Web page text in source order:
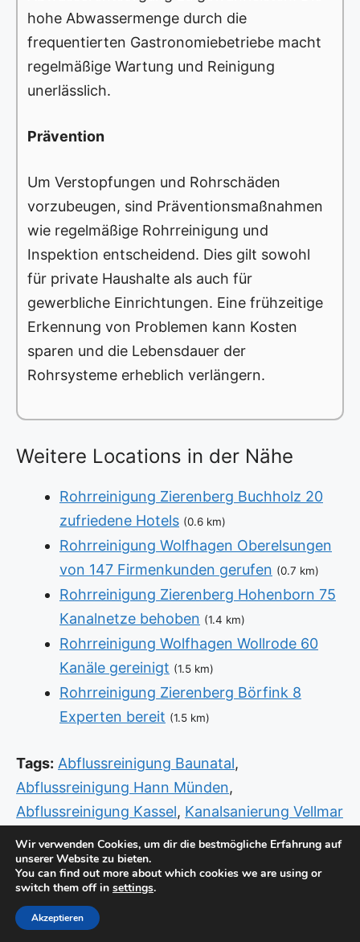
hohe Abwassermenge durch die
frequentierten Gastronomiebetriebe macht
regelmäßige Wartung und Reinigung
unerlässlich.
Prävention
Um Verstopfungen und Rohrschäden
vorzubeugen, sind Präventionsmaßnahmen
wie regelmäßige Rohrreinigung und
Inspektion entscheidend. Dies gilt sowohl
für private Haushalte als auch für
gewerbliche Einrichtungen. Eine frühzeitige
Erkennung von Problemen kann Kosten
sparen und die Lebensdauer der
Rohrsysteme erheblich verlängern.
Weitere Locations in der Nähe
Rohrreinigung Zierenberg Buchholz 20
zufriedene Hotels (0.6 km)
Rohrreinigung Wolfhagen Oberelsungen
von 147 Firmenkunden gerufen (0.7 km)
Rohrreinigung Zierenberg Hohenborn 75
Kanalnetze behoben (1.4 km)
Rohrreinigung Wolfhagen Wollrode 60
Kanäle gereinigt (1.5 km)
Rohrreinigung Zierenberg Börfink 8
Experten bereit (1.5 km)
Tags: Abflussreinigung Baunatal,
Abflussreinigung Hann Münden,
Abflussreinigung Kassel, Kanalsanierung Vellmar
West
Rohrreinigung Kassel Mitte ,
Rohrreinigung Kassel Oberzwehren
Baunatal Kassel,Sanitär Kassel Dönche
Sanitär
Warburg
© Copyright 2026 -
Wir verwenden Cookies, um dir die bestmögliche Erfahrung auf
unserer Website zu bieten.
You can find out more about which cookies we are using or
switch them off in settings.
Akzeptieren